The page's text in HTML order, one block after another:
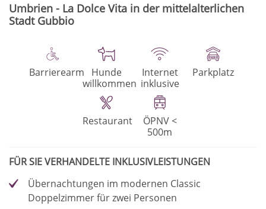
Umbrien - La Dolce Vita in der mittelalterlichen
Stadt Gubbio
Barrierearm
Hunde
willkommen
Internet
inklusive
Parkplatz
Restaurant
ÖPNV <
500m
FÜR SIE VERHANDELTE INKLUSIVLEISTUNGEN
Übernachtungen im modernen Classic
Doppelzimmer für zwei Personen